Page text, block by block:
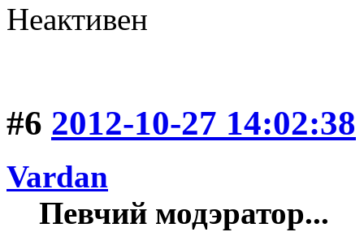
Неактивен
#6 2012-10-27 14:02:38
Vardan
Певчий модэратор...